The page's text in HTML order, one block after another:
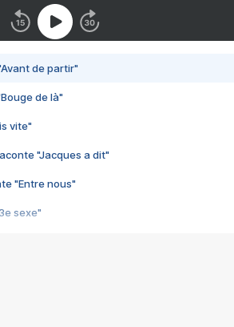
de partir"
de là"
vite"
"Jacques a dit"
"Entre nous"
sexe"